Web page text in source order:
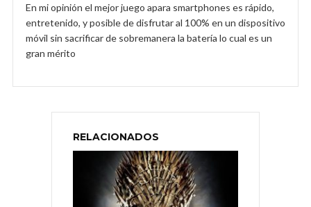
En mi opinión el mejor juego apara smartphones es rápido,
entretenido, y posible de disfrutar al 100% en un dispositivo
móvil sin sacrificar de sobremanera la batería lo cual es un
gran mérito
RELACIONADOS